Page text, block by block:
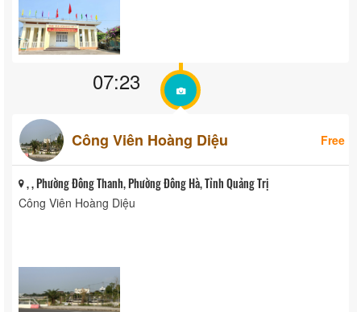
07:23
Công Viên Hoàng Diệu Free
, , Phường Đông Thanh, Phường Đông Hà, Tỉnh Quảng Trị
Công Viên Hoàng Diệu